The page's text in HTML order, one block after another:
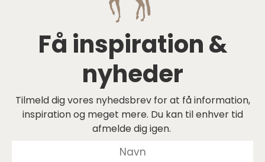
Få inspiration &
nyheder
Tilmeld dig vores nyhedsbrev for at få information,
inspiration og meget mere. Du kan til enhver tid
afmelde dig igen.